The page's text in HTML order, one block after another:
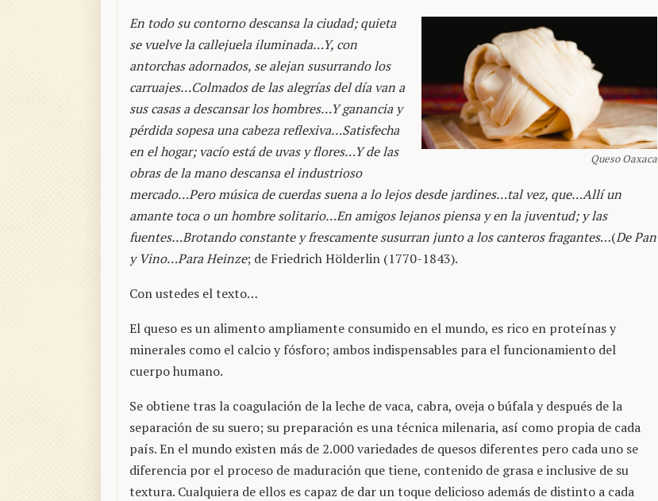
Queso Oaxaca
En todo su contorno descansa la ciudad; quieta
se vuelve la callejuela iluminada…Y, con
antorchas adornados, se alejan susurrando los
carruajes…Colmados de las alegrías del día van a
sus casas a descansar los hombres…Y ganancia y
pérdida sopesa una cabeza reflexiva…Satisfecha
en el hogar; vacío está de uvas y flores…Y de las
obras de la mano descansa el industrioso
mercado…Pero música de cuerdas suena a lo lejos desde jardines…tal vez, que…Allí un
amante toca o un hombre solitario…En amigos lejanos piensa y en la juventud; y las
fuentes…Brotando constante y frescamente susurran junto a los canteros fragantes…(De Pan
y Vino…Para Heinze; de Friedrich Hölderlin (1770-1843).
Con ustedes el texto…
El queso es un alimento ampliamente consumido en el mundo, es rico en proteínas y
minerales como el calcio y fósforo; ambos indispensables para el funcionamiento del
cuerpo humano.
Se obtiene tras la coagulación de la leche de vaca, cabra, oveja o búfala y después de la
separación de su suero; su preparación es una técnica milenaria, así como propia de cada
país. En el mundo existen más de 2.000 variedades de quesos diferentes pero cada uno se
diferencia por el proceso de maduración que tiene, contenido de grasa e inclusive de su
textura. Cualquiera de ellos es capaz de dar un toque delicioso además de distinto a cada